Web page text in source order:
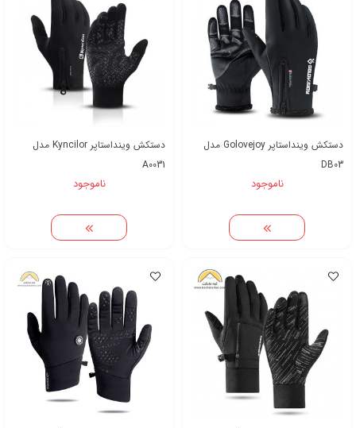
دستکش وینداستاپر Golovejoy مدل
DB03
ناموجود
دستکش وینداستاپر Kyncilor مدل
A0031
ناموجود